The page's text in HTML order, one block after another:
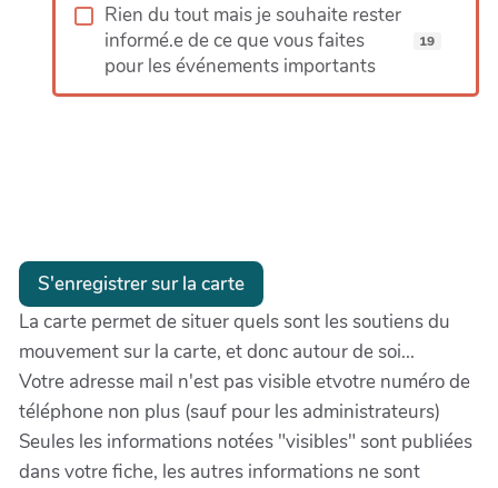
Rien du tout mais je souhaite rester
informé.e de ce que vous faites
pour les événements importants
19
S'enregistrer sur la carte
La carte permet de situer quels sont les soutiens du
mouvement sur la carte, et donc autour de soi...
Votre adresse mail n'est pas visible etvotre numéro de
téléphone non plus (sauf pour les administrateurs)
Seules les informations notées "visibles" sont publiées
dans votre fiche, les autres informations ne sont